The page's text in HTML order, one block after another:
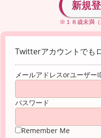
新規
※１８歳未満
Twitterアカウントでも
メールアドレスorユーザー
パスワード
Remember Me